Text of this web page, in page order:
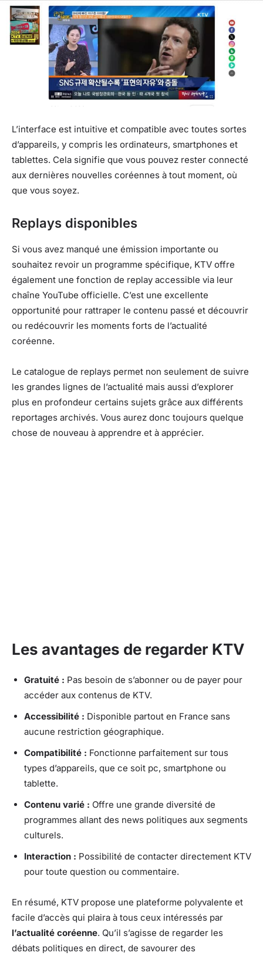
L’interface est intuitive et compatible avec toutes sortes
d’appareils, y compris les ordinateurs, smartphones et
tablettes. Cela signifie que vous pouvez rester connecté
aux dernières nouvelles coréennes à tout moment, où
que vous soyez.
Replays disponibles
Si vous avez manqué une émission importante ou
souhaitez revoir un programme spécifique, KTV offre
également une fonction de replay accessible via leur
chaîne YouTube officielle. C’est une excellente
opportunité pour rattraper le contenu passé et découvrir
ou redécouvrir les moments forts de l’actualité
coréenne.
Le catalogue de replays permet non seulement de suivre
les grandes lignes de l’actualité mais aussi d’explorer
plus en profondeur certains sujets grâce aux différents
reportages archivés. Vous aurez donc toujours quelque
chose de nouveau à apprendre et à apprécier.
Les avantages de regarder KTV
Gratuité : Pas besoin de s’abonner ou de payer pour
accéder aux contenus de KTV.
Accessibilité : Disponible partout en France sans
aucune restriction géographique.
Compatibilité : Fonctionne parfaitement sur tous
types d’appareils, que ce soit pc, smartphone ou
tablette.
Contenu varié : Offre une grande diversité de
programmes allant des news politiques aux segments
culturels.
Interaction : Possibilité de contacter directement KTV
pour toute question ou commentaire.
En résumé, KTV propose une plateforme polyvalente et
facile d’accès qui plaira à tous ceux intéressés par
l’actualité coréenne. Qu’il s’agisse de regarder les
débats politiques en direct, de savourer des